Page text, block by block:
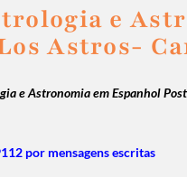
e
Astros-
e Astronomia em Espanhol
por mensagens escritas